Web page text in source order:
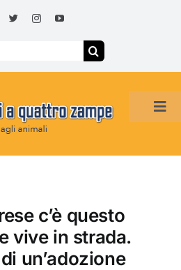
c’è questo
vive in strada.
un’adozione